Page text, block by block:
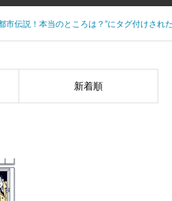
市伝説！本当のところは？”にタグ付けされ
新着順